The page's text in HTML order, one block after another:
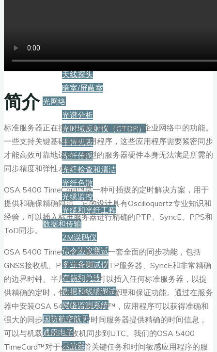
梳状源及校准
天线探头
暗室/屏蔽室
光网络
光谱分析
光时域反射仪（OTDR）
手持光表
光纤传感
光纤检查和清洁
光纤色散
光缆监控
光缆和光纤工程
数据和传输
2M误码仪
信令协议测试
多业务测试仪
存储和总线
数据和线缆测试
网络监测系统
国防航空航天
通用电子
示波器
简介
标准服务器正在接管以前使用专用硬件的企业网络中的功能。
一些支持关键基础设施应用程序，这些应用程序需要紧密同步
才能高效可靠地运行。典型的服务器硬件本身无法满足所需的
同步精度和弹性水平。
OSA 5400 TimeCard™是一种可插拔的定时解决方案，用于
提供和确保精确同步。它的设计具有Oscilloquartz专业知识和
经验，可以插入标准服务器进行精确的PTP、SyncE、PPS和
ToD同步。
OSA 5400 TimeCard™提供了一套全面的同步功能，包括
GNSS接收机、PTP主时钟、NTP服务器、SyncE和非常精确
的边界时钟。半尺寸PCIe卡可以插入任何标准服务器，以提
供精确的定时，包括一套全面的管理和保证功能。通过在服务
器中安装OSA 5400 TimeCard™，应用程序可以获得准确和
强大的同步。PTP和NTP时间服务器提供精确的时间信息，
可以与机载GNSS接收机同步到UTC。我们的OSA 5400
TimeCard™对于任何托管关键任务和时间敏感应用程序的服